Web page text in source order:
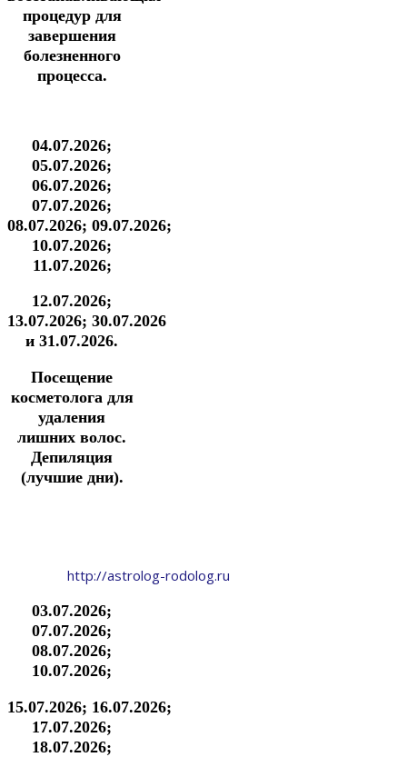
процедур для
завершения
болезненного
процесса.
04.07.2026;
05.07.2026;
06.07.2026;
07.07.2026;
08.07.2026; 09.07.2026;
10.07.2026;
11.07.2026;
12.07.2026;
13.07.2026; 30.07.2026
и 31.07.2026.
Посещение
косметолога для
удаления
лишних волос.
Депиляция
(лучшие дни).
http://astrolog-rodolog.ru
03.07.2026;
07.07.2026;
08.07.2026;
10.07.2026;
15.07.2026; 16.07.2026;
17.07.2026;
18.07.2026;